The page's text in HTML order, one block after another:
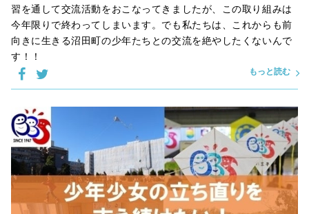
習を通して交流活動をおこなってきましたが、この取り組みは
今年限りで終わってしまいます。でも私たちは、これからも前
向きに生きる沼田町の少年たちとの交流を絶やしたくないんで
す！！
もっと読む